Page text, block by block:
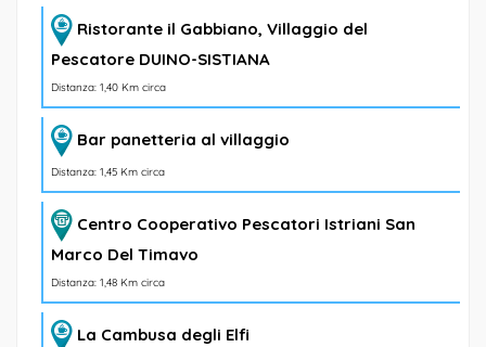
Ristorante il Gabbiano, Villaggio del
Pescatore DUINO-SISTIANA
Distanza: 1,40 Km circa
Bar panetteria al villaggio
Distanza: 1,45 Km circa
Centro Cooperativo Pescatori Istriani San
Marco Del Timavo
Distanza: 1,48 Km circa
La Cambusa degli Elfi